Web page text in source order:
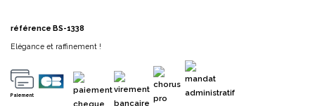
référence BS-1338
Elégance et raffinement !
Paiement